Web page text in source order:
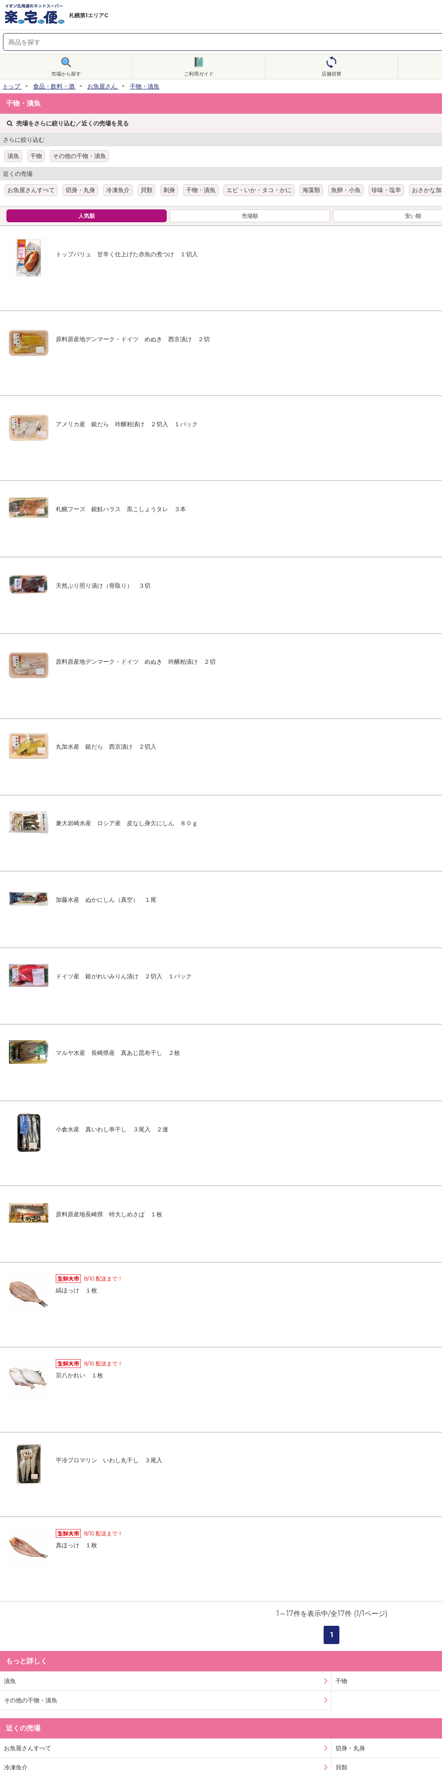
札幌第1エリアC
売場から探す ご利用ガイド 店舗切替
トップ 食品・飲料・酒 お魚屋さん 干物・漬魚
干物・漬魚
売場をさらに絞り込む／近くの売場を見る
さらに絞り込む
漬魚 干物 その他の干物・漬魚
近くの売場
お魚屋さんすべて 切身・丸身 冷凍魚介 貝類 刺身 干物・漬魚 エビ・いか・タコ・かに 海藻類 魚卵・小魚 珍味・塩辛 おさかな
人気順 売場順 安い順
トップバリュ 甘辛く仕上げた赤魚の煮つけ １切入
原料原産地デンマーク・ドイツ めぬき 西京漬け ２切
アメリカ産 銀だら 吟醸粕漬け ２切入 １パック
札幌フーズ 銀鮭ハラス 黒こしょうタレ ３本
天然ぶり照り漬け（骨取り） ３切
原料原産地デンマーク・ドイツ めぬき 吟醸粕漬け ２切
丸加水産 銀だら 西京漬け ２切入
兼大岩崎水産 ロシア産 皮なし身欠にしん ８０ｇ
加藤水産 ぬかにしん（真空） １尾
ドイツ産 銀がれいみりん漬け ２切入 １パック
マルヤ水産 長崎県産 真あじ昆布干し ２枚
小倉水産 真いわし串干し ３尾入 ２連
原料原産地長崎県 特大しめさば １枚
8/10 配送まで！
縞ほっけ １枚
8/10 配送まで！
宗八かれい １枚
平冷プロマリン いわし丸干し ３尾入
8/10 配送まで！
真ほっけ １枚
1 ～17件を表示中/全17件 (1/1ページ)
1
もっと詳しく
漬魚 干物
その他の干物・漬魚
近くの売場
お魚屋さんすべて 切身・丸身
冷凍魚介 貝類